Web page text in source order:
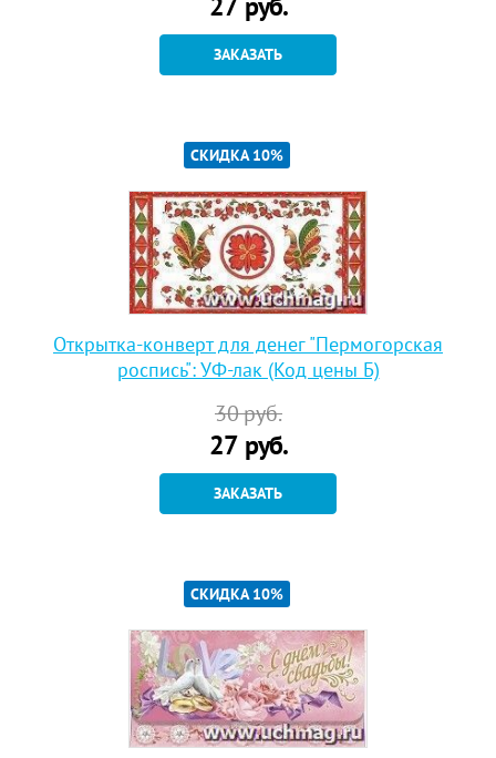
ЗАКАЗАТЬ
СКИДКА 10%
Открытка-конверт для денег "Пермогорская
роспись": УФ-лак (Код цены Б)
30руб.
27руб.
ЗАКАЗАТЬ
СКИДКА 10%